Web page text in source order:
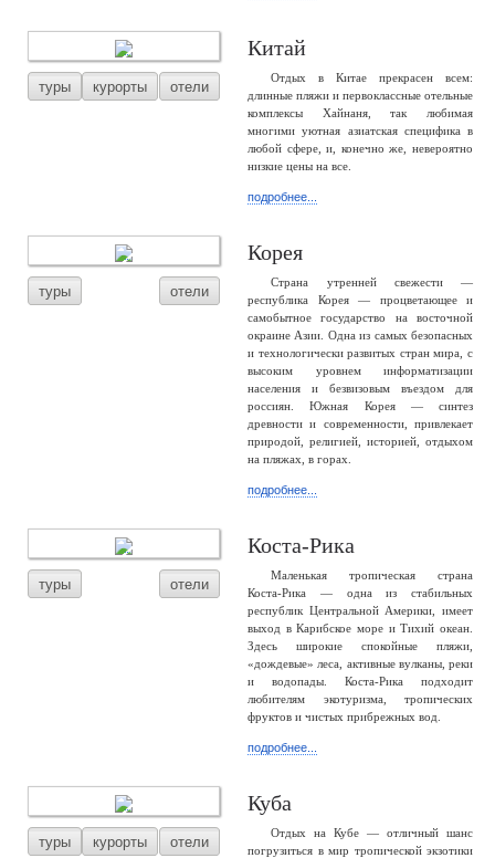
туры курорты отели
Китай
Отдых в Китае прекрасен всем:
длинные пляжи и первоклассные отельные
комплексы Хайнаня, так любимая
многими уютная азиатская специфика в
любой сфере, и, конечно же, невероятно
низкие цены на все.
подробнее...
туры отели
Корея
Страна утренней свежести —
республика Корея — процветающее и
самобытное государство на восточной
окраине Азии. Одна из самых безопасных
и технологически развитых стран мира, с
высоким уровнем информатизации
населения и безвизовым въездом для
россиян. Южная Корея — синтез
древности и современности, привлекает
природой, религией, историей, отдыхом
на пляжах, в горах.
подробнее...
туры отели
Коста-Рика
Маленькая тропическая страна
Коста-Рика — одна из стабильных
республик Центральной Америки, имеет
выход в Карибское море и Тихий океан.
Здесь широкие спокойные пляжи,
«дождевые» леса, активные вулканы, реки
и водопады. Коста-Рика подходит
любителям экотуризма, тропических
фруктов и чистых прибрежных вод.
подробнее...
туры курорты отели
Куба
Отдых на Кубе — отличный шанс
погрузиться в мир тропической экзотики